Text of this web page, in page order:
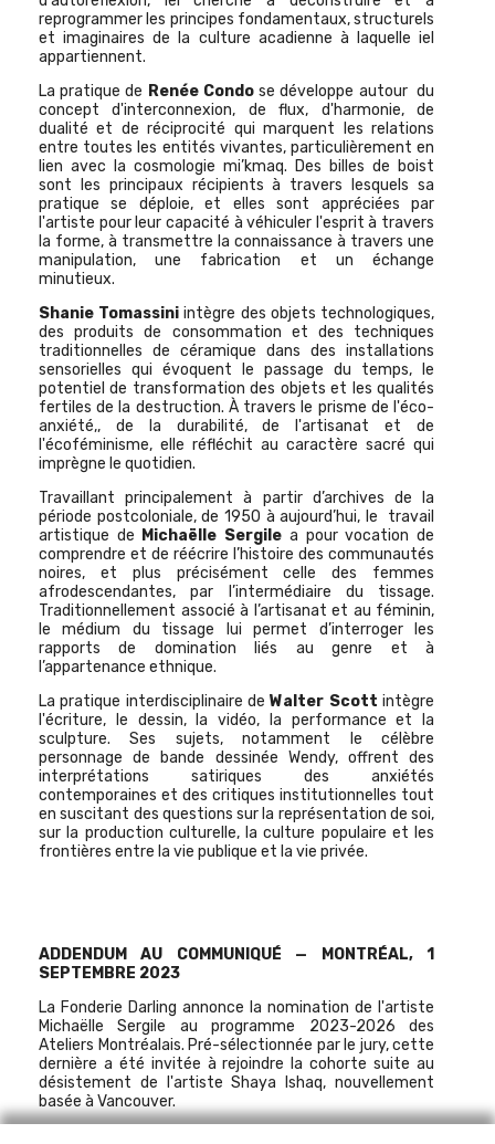
reprogrammer les principes fondamentaux, structurels
et imaginaires de la culture acadienne à laquelle iel
appartiennent.
La pratique de Renée Condose développe autour du
concept d'interconnexion, de flux, d'harmonie, de
dualité et de réciprocité qui marquent les relations
entre toutes les entités vivantes, particulièrement en
lien avec la cosmologie mi’kmaq. Des billes de boist
sont les principaux récipients à travers lesquels sa
pratique se déploie, et elles sont appréciées par
l'artiste pour leur capacité à véhiculer l'esprit à travers
la forme, à transmettre la connaissance à travers une
manipulation, une fabrication et un échange
minutieux.
Shanie Tomassini intègre des objets technologiques,
des produits de consommation et des techniques
traditionnelles de céramique dans des installations
sensorielles qui évoquent le passage du temps, le
potentiel de transformation des objets et les qualités
fertiles de la destruction. À travers le prisme de l'éco-
anxiété,, de la durabilité, de l'artisanat et de
l'écoféminisme, elle réfléchit au caractère sacré qui
imprègne le quotidien.
Travaillant principalement à partir d’archives de la
période postcoloniale, de 1950 à aujourd’hui, le travail
artistique de Michaëlle Sergile a pour vocation de
comprendre et de réécrire l’histoire des communautés
noires, et plus précisément celle des femmes
afrodescendantes, par l’intermédiaire du tissage.
Traditionnellement associé à l’artisanat et au féminin,
le médium du tissage lui permet d’interroger les
rapports de domination liés au genre et à
l’appartenance ethnique.
La pratique interdisciplinaire deWalter Scott intègre
l'écriture, le dessin, la vidéo, la performance et la
sculpture. Ses sujets, notamment le célèbre
personnage de bande dessinée Wendy, offrent des
interprétations satiriques des anxiétés
contemporaines et des critiques institutionnelles tout
en suscitant des questions sur la représentation de soi,
sur la production culturelle, la culture populaire et les
frontières entre la vie publique et la vie privée.
ADDENDUM AU COMMUNIQUÉ — MONTRÉAL, 1
SEPTEMBRE 2023
La Fonderie Darling annonce la nomination de l'artiste
Michaëlle
Sergile au programme 2023-2026 des
Ateliers Montréalais. Pré-sélectionnée par le jury, cette
dernière a été invitée à rejoindre la cohorte suite au
désistement de l'artisteShaya Ishaq, nouvellement
basée à Vancouver.